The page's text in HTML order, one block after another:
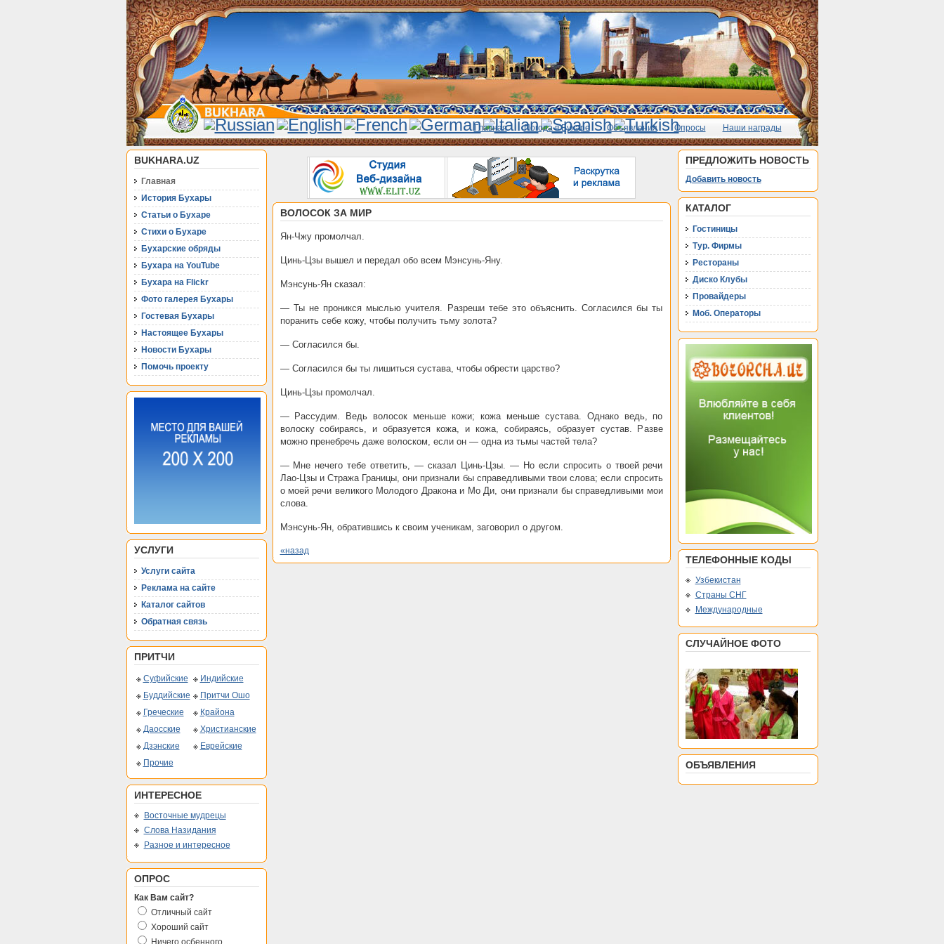
Главная Погода в Бухаре Объявления Опросы Наши награды
BUKHARA.UZ
Главная
История Бухары
Статьи о Бухаре
Стихи о Бухаре
Бухарские обряды
Бухара на YouTube
Бухара на Flickr
Фото галерея Бухары
Гостевая Бухары
Настоящее Бухары
Новости Бухары
Помочь проекту
УСЛУГИ
Услуги сайта
Реклама на сайте
Каталог сайтов
Обратная связь
ПРИТЧИ
Суфийские
Индийские
Буддийские
Притчи Ошо
Греческие
Крайона
Даосские
Христианские
Дзэнские
Еврейские
Прочие
ИНТЕРЕСНОЕ
Восточные мудрецы
Слова Назидания
Разное и интересное
ОПРОС
Как Вам сайт?
Отличный сайт
Хороший сайт
Ничего осбенного
ВОЛОСОК ЗА МИР
Ян-Чжу промолчал.
Цинь-Цзы вышел и передал обо всем Мэнсунь-Яну.
Мэнсунь-Ян сказал:
— Ты не проникся мыслью учителя. Разреши тебе это объяснить. Согласился бы ты
поранить себе кожу, чтобы получить тьму золота?
— Согласился бы.
— Согласился бы ты лишиться сустава, чтобы обрести царство?
Цинь-Цзы промолчал.
— Рассудим. Ведь волосок меньше кожи; кожа меньше сустава. Однако ведь, по
волоску собираясь, и образуется кожа, и кожа, собираясь, образует сустав. Разве
можно пренебречь даже волоском, если он — одна из тьмы частей тела?
— Мне нечего тебе ответить, — сказал Цинь-Цзы. — Но если спросить о твоей речи
Лао-Цзы и Стража Границы, они признали бы справедливыми твои слова; если спросить
о моей речи великого Молодого Дракона и Мо Ди, они признали бы справедливыми мои
слова.
Мэнсунь-Ян, обратившись к своим ученикам, заговорил о другом.
«назад
ПРЕДЛОЖИТЬ НОВОСТЬ
Добавить новость
КАТАЛОГ
Гостиницы
Тур. Фирмы
Рестораны
Диско Клубы
Провайдеры
Моб. Операторы
ТЕЛЕФОННЫЕ КОДЫ
Узбекистан
Страны СНГ
Международные
СЛУЧАЙНОЕ ФОТО
ОБЪЯВЛЕНИЯ